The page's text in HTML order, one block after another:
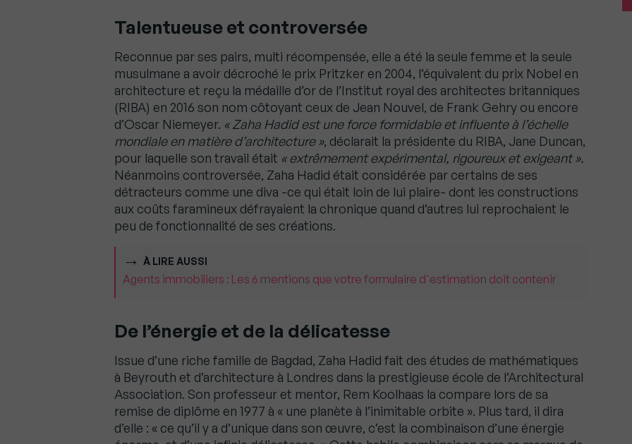
Talentueuse et controversée
Reconnue par ses pairs, multi récompensée, elle a été la seule femme et la seule
musulmane a avoir décroché le prix Pritzker en 2004, l’équivalent du prix Nobel en
architecture et reçu la médaille d’or de l’Institut royal des architectes britanniques
(RIBA) en 2016 son nom côtoyant ceux de Jean Nouvel, de Frank Gehry ou encore
d’Oscar Niemeyer. « Zaha Hadid est une force formidable et influente à l’échelle
mondiale en matière d’architecture », déclarait la présidente du RIBA, Jane Duncan,
pour laquelle son travail était « extrêmement expérimental, rigoureux et exigeant ».
Néanmoins controversée, Zaha Hadid était considérée par certains de ses
détracteurs comme une diva -ce qui était loin de lui plaire- dont les constructions
aux coûts faramineux défrayaient la chronique quand d’autres lui reprochaient le
peu de fonctionnalité de ses créations.
À LIRE AUSSI
Agents immobiliers : Les 6 mentions que votre formulaire d'estimation doit contenir
De l’énergie et de la délicatesse
Issue d’une riche famille de Bagdad, Zaha Hadid fait des études de mathématiques
à Beyrouth et d’architecture à Londres dans la prestigieuse école de l’Architectural
Association. Son professeur et mentor, Rem Koolhaas la compare lors de sa
remise de diplôme en 1977 à « une planète à l’inimitable orbite ». Plus tard, il dira
d’elle : « ce qu’il y a d’unique dans son œuvre, c’est la combinaison d’une énergie